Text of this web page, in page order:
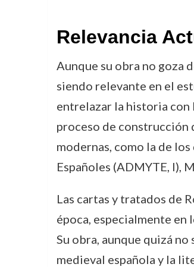
Relevancia
Aunque su obra no goza
siendo relevante en el
entrelazar la historia con
proceso de construcción
modernas, como la de
Españoles (ADMYTE, I),
Las cartas y tratados de
época, especialmente en
Su obra, aunque quizá
medieval española y la